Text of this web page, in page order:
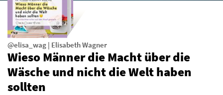
@elisa_wag | Elisabeth Wagner
Wieso Männer die Macht über die
Wäsche und nicht die Welt haben
sollten